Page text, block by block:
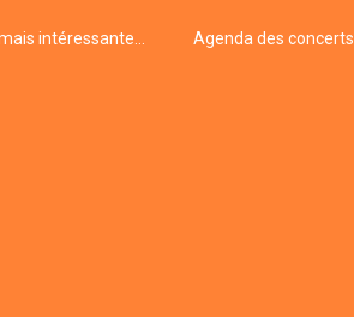
intéressante… Agenda des concerts